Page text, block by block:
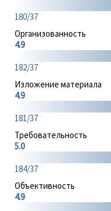
180/37
Организованность
4.9
182/37
Изложение материала
4.9
181/37
Требовательность
5.0
184/37
Объективность
4.9